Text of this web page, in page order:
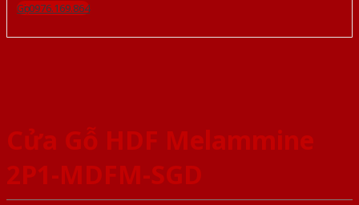
Gọi 0976.169.864
Cửa Gỗ HDF Melammine
2P1-MDFM-SGD